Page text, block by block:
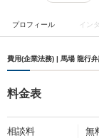
プロフィール イン
費用(企業法務) | 馬場 龍行
料金表
相談料 無